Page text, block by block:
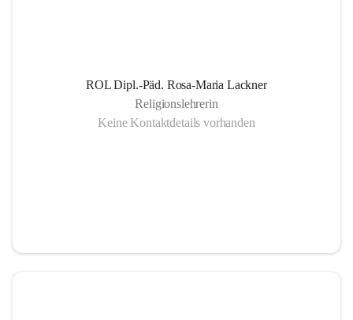
ROL Dipl.-Päd. Rosa-Maria Lackner
Religionslehrerin
Keine Kontaktdetails vorhanden